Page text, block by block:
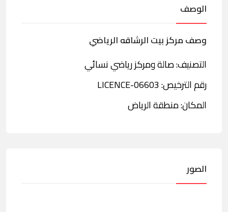
الوصف
وصف مركز بيت الرشاقه الرياضي
التصنيف: صالة ومركز رياضي نسائي
رقم الترخيص: LICENCE-06603
المكان: منطقة الرياض
الصور